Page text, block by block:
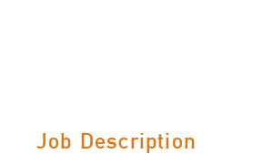
Job Description